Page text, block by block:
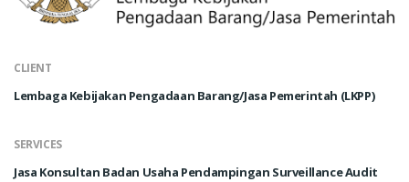
CLIENT
Lembaga Kebijakan Pengadaan Barang/Jasa Pemerintah (LKPP)
SERVICES
Jasa Konsultan Badan Usaha Pendampingan Surveillance Audit